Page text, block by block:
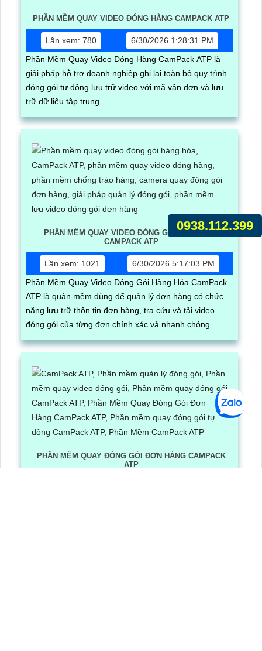
PHẦN MỀM QUAY VIDEO ĐÓNG HÀNG CAMPACK ATP
Lần xem: 780
6/30/2026 1:28:31 PM
Phần Mềm Quay Video Đóng Hàng CamPack ATP là
giải pháp hỗ trợ doanh nghiệp ghi lại toàn bộ quy trình
đóng gói tự động lưu trữ video với mã vận đơn và lưu
trữ dữ liệu tập trung
PHẦN MỀM QUAY VIDEO ĐÓNG GÓI HÀNG HÓA
CAMPACK ATP
Lần xem: 1021
6/30/2026 5:17:03 PM
Phần Mềm Quay Video Đóng Gói Hàng Hóa CamPack
ATP là quàn mềm dùng để quản lý đơn hàng có chức
năng lưu trữ thôn tin đơn hàng, tra cứu và tải video
đóng gói của từng đơn chính xác và nhanh chóng
PHẦN MỀM QUAY ĐÓNG GÓI ĐƠN HÀNG CAMPACK
ATP
0938.112.399